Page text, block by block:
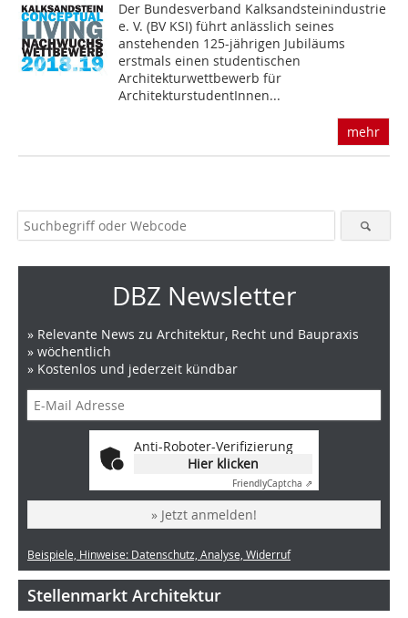
Der Bundesverband Kalksandsteinindustrie
e. V. (BV KSI) führt anlässlich seines
anstehenden 125-jährigen Jubiläums
erstmals einen studentischen
Architekturwettbewerb für
ArchitekturstudentInnen...
mehr
DBZ Newsletter
» Relevante News zu Architektur, Recht und Baupraxis
» wöchentlich
» Kostenlos und jederzeit kündbar
Anti-Roboter-Verifizierung
Hier klicken
FriendlyCaptcha ⇗
» Jetzt anmelden!
Beispiele, Hinweise: Datenschutz, Analyse, Widerruf
Stellenmarkt Architektur